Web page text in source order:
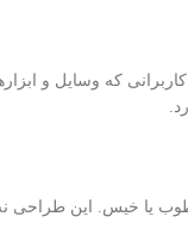
به‌ویژه برای کاربرانی که
یا خیس. این طراحی